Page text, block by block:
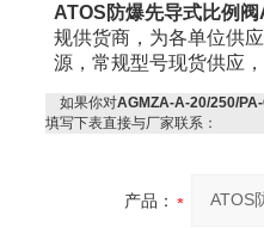
ATOS防爆先导式比例
规供货商，为各单位供
源，常规型号现货供应
如果你对AGMZA-A-20/250/
填写下表直接与厂家联系：
产品：